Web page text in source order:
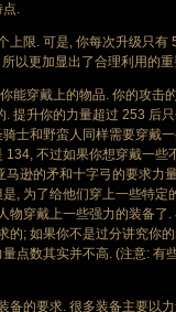
点.
限. 可是, 你每次升级只有
以更加显出了合理利用的重
能穿戴上的物品. 你的攻击
提升你的力量超过 253 后
士和野蛮人同样需要穿戴
134, 不过如果你想穿戴一些
马逊的矛和十字弓的要求力
, 为了给他们穿上一些特
物穿戴上一些强力的装备了
的; 如果你不是过分讲究你
点数其实并不高. (注意: 有
的要求. 很多装备主要以力